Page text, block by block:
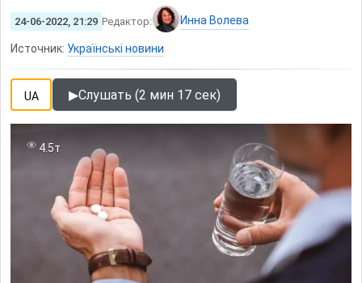
24-06-2022, 21:29 Редактор: Инна Волева
Источник: Українські новини
UA ▶Слушать (2 мин 17 сек)
4.5т